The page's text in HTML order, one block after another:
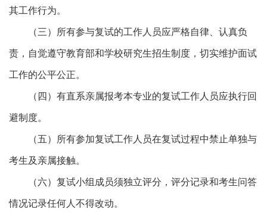
其工作行为。
（三）所有参与复试的工作人员应严格自律、认真负
责，自觉遵守教育部和学校研究生招生制度，切实维护面试
工作的公平公正。
（四）有直系亲属报考本专业的复试工作人员应执行回
避制度。
（五）所有参加复试工作人员在复试过程中禁止单独与
考生及亲属接触。
（六）复试小组成员须独立评分，评分记录和考生问答
情况记录任何人不得改动。